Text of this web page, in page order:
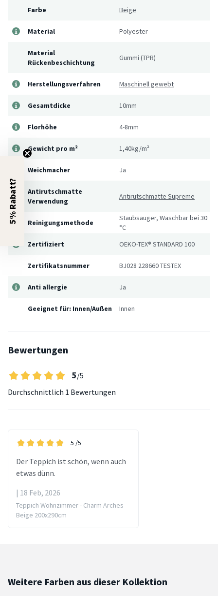
Farbe Beige
Material Polyester
Material
Rückenbeschichtung
Gummi (TPR)
Herstellungsverfahren Maschinell gewebt
Gesamtdicke 10mm
Florhöhe 4-8mm
Gewicht pro m² 1,40kg/m²
Weichmacher Ja
Antirutschmatte
Verwendung
Antirutschmatte Supreme
Reinigungsmethode
Staubsauger, Waschbar bei 30
°C
Zertifiziert
OEKO-TEX® STANDARD 100
Zertifikatsnummer BJ028 228660 TESTEX
Anti allergie Ja
Geeignet für: Innen/Außen Innen
Bewertungen
5/5
Durchschnittlich 1 Bewertungen
5 /5
Der Teppich ist schön, wenn auch
etwas dünn.
| 18 Feb, 2026
Teppich Wohnzimmer - Charm Arches
Beige 200x290cm
Weitere Farben aus dieser Kollektion
5% Rabatt?